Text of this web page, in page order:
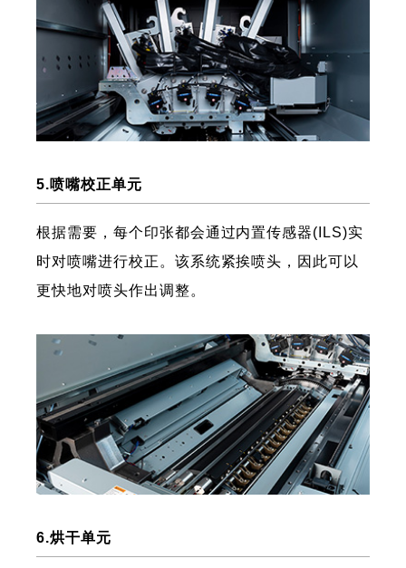
5.喷嘴校正单元
根据需要，每个印张都会通过内置传感器(ILS)实
时对喷嘴进行校正。该系统紧挨喷头，因此可以
更快地对喷头作出调整。
6.烘干单元